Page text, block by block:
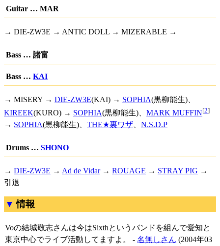
Guitar … MAR
→ DIE-ZW3E → ANTIC DOLL → MIZERABLE →
Bass … 諸富
Bass … KAI
→ MISERY → DIE-ZW3E(KAI) → SOPHIA(黒柳能生)、
KIREEK(KURO) → SOPHIA(黒柳能生)、 MARK MUFFIN[2]
→ SOPHIA(黒柳能生)、 THE★裏ワザ N.S.D.P
Drums … SHONO
→ DIE-ZW3E → Ad de Vidar→ ROUAGE → STRAY PIG →
引退
情報
Voの結城敬志さんは今はSixthというバンドを組んで愛知と
東京中心でライブ活動してますよ。 - 名無しさん (2004年03